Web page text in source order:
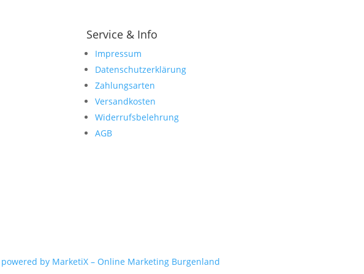
Service & Info
Impressum
Datenschutzerklärung
Zahlungsarten
Versandkosten
Widerrufsbelehrung
AGB
powered by MarketiX – Online Marketing Burgenland